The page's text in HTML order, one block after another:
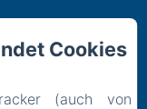
Cookies
(auch von